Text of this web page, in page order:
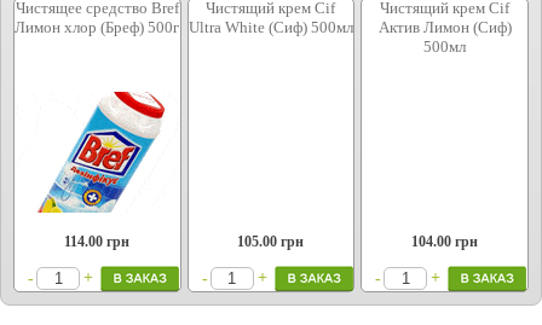
Чистящее средство Bref
Лимон хлор (Бреф) 500г
114.00 грн
- +
Чистящий крем Cif
Ultra White (Сиф) 500мл
105.00 грн
- +
Чистящий крем Cif
Актив Лимон (Сиф)
500мл
104.00 грн
- +